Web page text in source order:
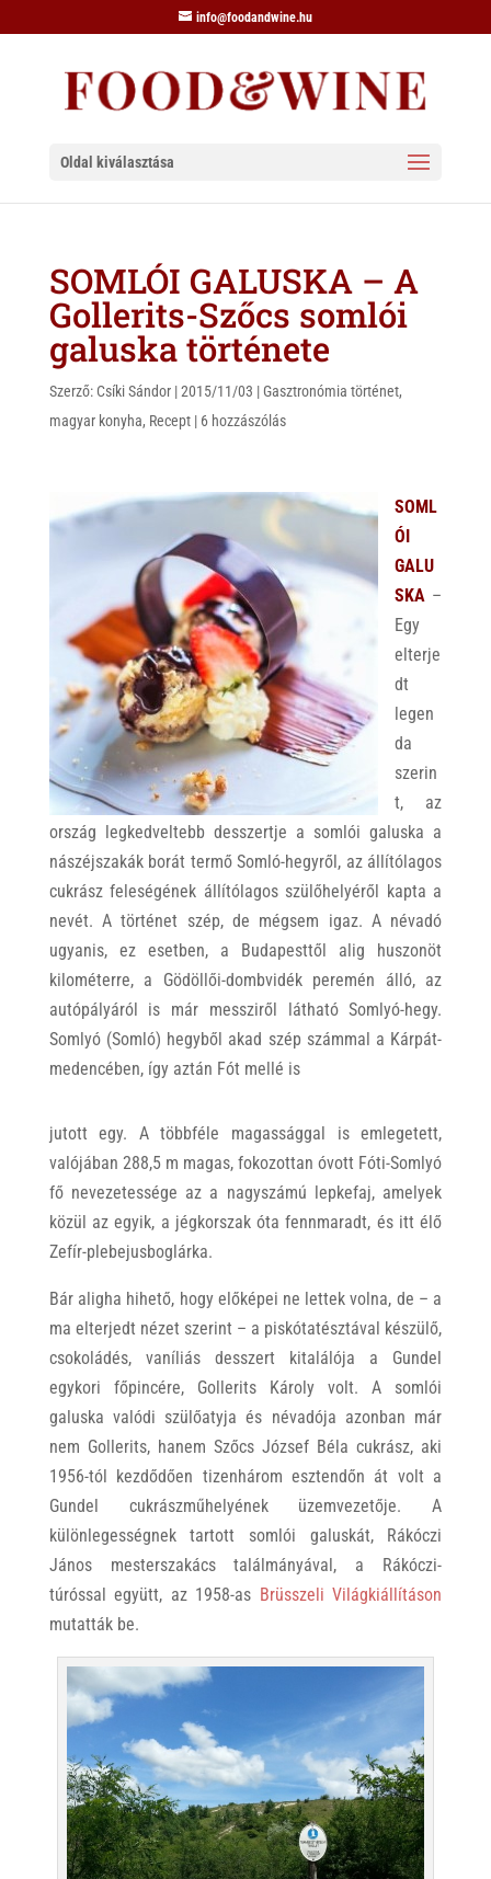
info@foodandwine.hu
Oldal kiválasztása
SOMLÓI GALUSKA – A
Gollerits-Szőcs somlói
galuska története
Szerző: Csíki Sándor|2015/11/03 |Gasztronómia történet,
magyar konyha, Recept| 6 hozzászólás
SOML
ÓI
GALU
SKA –
Egy
elterje
dt
legen
da
szerin
t, az
ország legkedveltebb desszertje a somlói galuska a
nászéjszakák borát termő Somló-hegyről, az állítólagos
cukrász feleségének állítólagos szülőhelyéről kapta a
nevét. A történet szép, de mégsem igaz. A névadó
ugyanis, ez esetben, a Budapesttől alig huszonöt
kilométerre, a Gödöllői-dombvidék peremén álló, az
autópályáról is már messziről látható Somlyó-hegy.
Somlyó (Somló) hegyből akad szép számmal a Kárpát-
medencében, így aztán Fót mellé is
jutott egy. A többféle magassággal is emlegetett,
valójában 288,5 m magas, fokozottan óvott Fóti-Somlyó
fő nevezetessége az a nagyszámú lepkefaj, amelyek
közül az egyik, a jégkorszak óta fennmaradt, és itt élő
Zefír-plebejusboglárka.
Bár aligha hihető, hogy előképei ne lettek volna, de – a
ma elterjedt nézet szerint – a piskótatésztával készülő,
csokoládés, vaníliás desszert kitalálója a Gundel
egykori főpincére, Gollerits Károly volt. A somlói
galuska valódi szülőatyja és névadója azonban már
nem Gollerits, hanem Szőcs József Béla cukrász, aki
1956-tól kezdődően tizenhárom esztendőn át volt a
Gundel cukrászműhelyének üzemvezetője. A
különlegességnek tartott somlói galuskát, Rákóczi
János mesterszakács találmányával, a Rákóczi-
túróssal együtt, az 1958-as Brüsszeli Világkiállításon
mutatták be.